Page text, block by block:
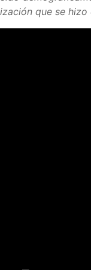
que se hizo